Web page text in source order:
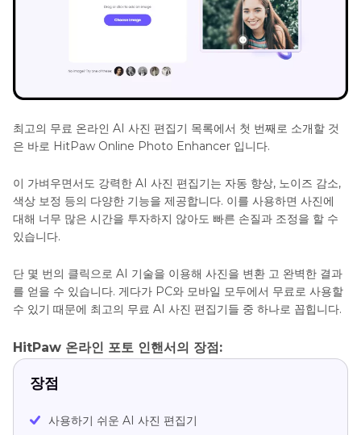
최고의 무료 온라인 AI 사진 편집기 목록에서 첫 번째로 소개할 것
은 바로 HitPaw Online Photo Enhancer 입니다.
이 가벼우면서도 강력한 AI 사진 편집기는 자동 향상, 노이즈 감소,
색상 보정 등의 다양한 기능을 제공합니다. 이를 사용하면 사진에
대해 너무 많은 시간을 투자하지 않아도 빠른 손질과 조정을 할 수
있습니다.
단 몇 번의 클릭으로 AI 기술을 이용해 사진을 변환 고 완벽한 결과
를 얻을 수 있습니다. 게다가 PC와 모바일 모두에서 무료로 사용할
수 있기 때문에 최고의 무료 AI 사진 편집기들 중 하나로 꼽힙니다.
HitPaw 온라인 포토 인핸서의 장점:
장점
사용하기 쉬운 AI 사진 편집기